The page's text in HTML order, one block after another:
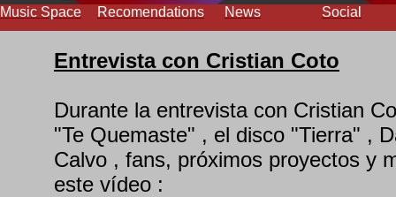
Music Space Recomendations News Social
Entrevista con Cristian Coto
Durante la entrevista con Cristian
"Te Quemaste" , el disco "Tierra" ,
Calvo , fans, próximos proyectos y
este vídeo :